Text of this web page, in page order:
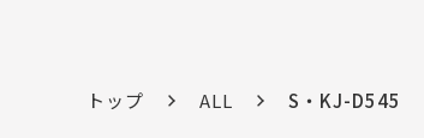
トップ ALL S・KJ-D545